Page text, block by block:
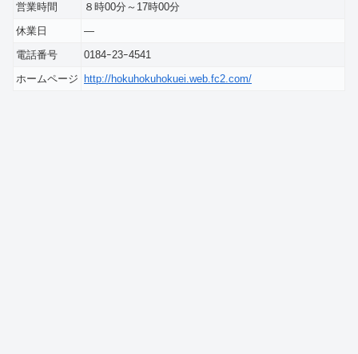
営業時間
８時00分～17時00分
休業日
―
電話番号
0184ｰ23ｰ4541
ホームページ
http://hokuhokuhokuei.web.fc2.com/